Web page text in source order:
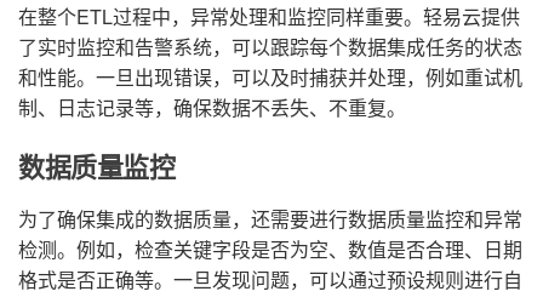
在整个ETL过程中，异常处理和监控同样重要。轻易云提供
了实时监控和告警系统，可以跟踪每个数据集成任务的状态
和性能。一旦出现错误，可以及时捕获并处理，例如重试机
制、日志记录等，确保数据不丢失、不重复。
数据质量监控
为了确保集成的数据质量，还需要进行数据质量监控和异常
检测。例如，检查关键字段是否为空、数值是否合理、日期
格式是否正确等。一旦发现问题，可以通过预设规则进行自